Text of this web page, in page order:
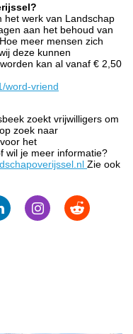
het werk van Landschap
aan het behoud van
meer mensen zich
deze kunnen
kan al vanaf € 2,50
word-vriend
zoekt vrijwilligers om
zoek naar
het
wil je meer informatie?
Zie ook